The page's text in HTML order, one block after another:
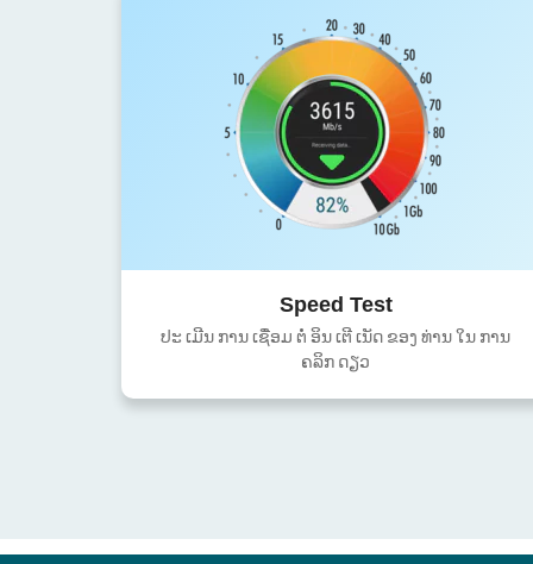
Speed Test
ປະ ເມີນ ການ ເຊື່ອມ ຕໍ່ ອິນ ເຕີ ເນັດ ຂອງ ທ່ານ ໃນ ການ
ຄລິກ ດຽວ